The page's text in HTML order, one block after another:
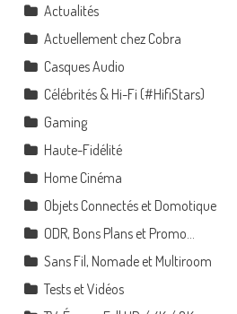
Actualités
Actuellement chez Cobra
Casques Audio
Célébrités & Hi-Fi (#HifiStars)
Gaming
Haute-Fidélité
Home Cinéma
Objets Connectés et Domotique
ODR, Bons Plans et Promo…
Sans Fil, Nomade et Multiroom
Tests et Vidéos